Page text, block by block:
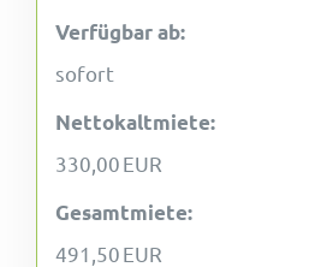
Verfügbar ab:
sofort
Nettokaltmiete:
330,00 EUR
Gesamtmiete:
491,50 EUR